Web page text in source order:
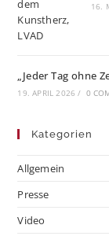
16.
„Jeder Tag ohne
19. APRIL 2026 / 0
Kategorien
Allgemein
Presse
Video